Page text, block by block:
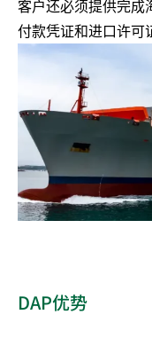
客户还必须提供完成
付款凭证和进口许可
DAP优势